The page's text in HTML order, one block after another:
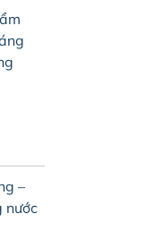
–
nước